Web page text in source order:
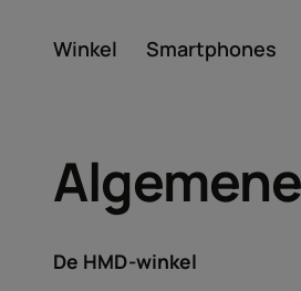
Winkel Smartphones
De HMD-winkel